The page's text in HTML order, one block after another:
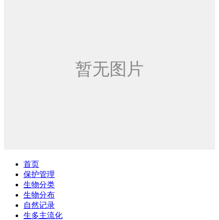
首页
保护管理
生物分类
生物分布
自然记录
生多主流化